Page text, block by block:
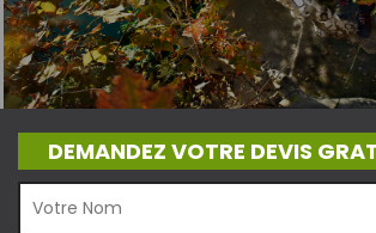
DEMANDEZ VOTRE DEVIS